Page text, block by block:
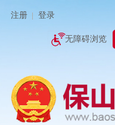
注册 登录
无障碍浏览